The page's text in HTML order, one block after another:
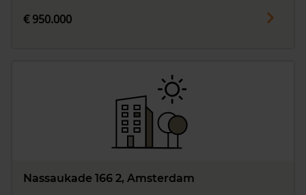
€ 950.000
Nassaukade 166 2, Amsterdam